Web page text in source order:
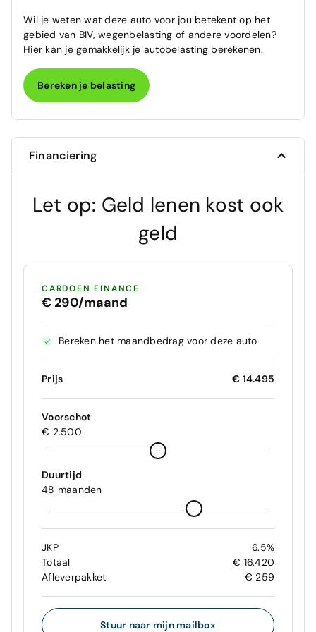
Wil je weten wat deze auto voor jou betekent op het
gebied van BIV, wegenbelasting of andere voordelen?
Hier kan je gemakkelijk je autobelasting berekenen.
Bereken je belasting
Financiering
Let op: Geld lenen kost ook
geld
CARDOEN FINANCE
€ 290/maand
Bereken het maandbedrag voor deze auto
Prijs € 14.495
Voorschot
€ 2.500
Duurtijd
48 maanden
JKP
6.5%
Totaal
€ 16.420
Afleverpakket
€ 259
Stuur naar mijn mailbox